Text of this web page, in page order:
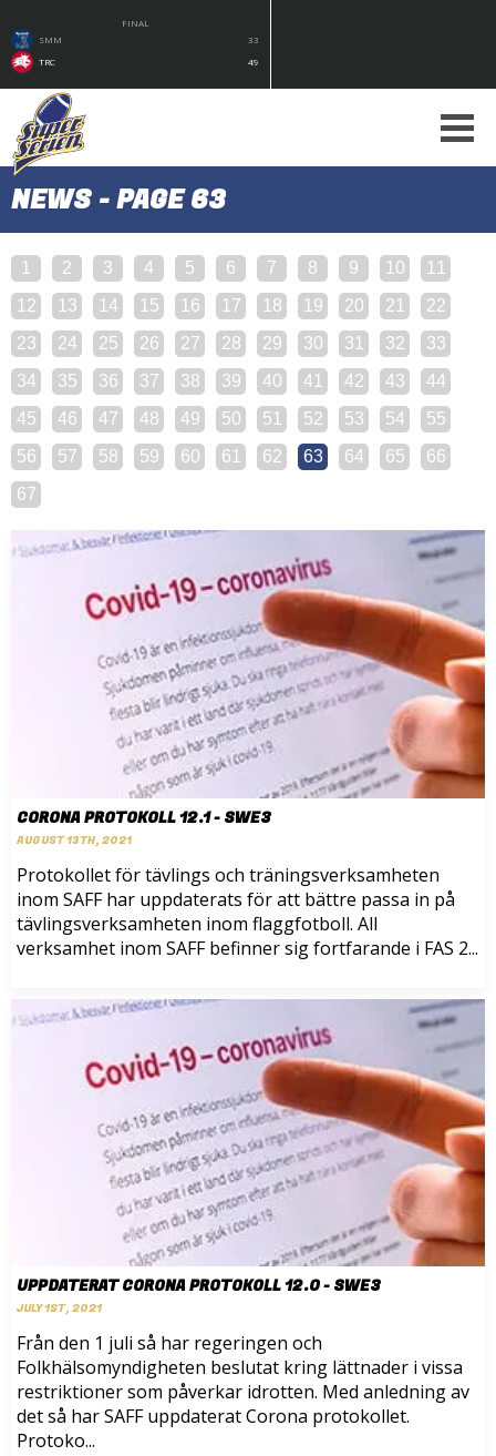
FINAL
SMM
33
TRC
49
NEWS - PAGE 63
1 2 3 4 5 6 7 8 9 10
11
12
13 14 15 16 17 18 19 20 21
22
23
24 25 26 27 28 29 30 31 32
33
34
35 36 37 38 39 40 41 42 43
44
45
46 47 48 49 50 51 52 53 54
55
56
57 58 59 60 61 62 63 64 65
66
67
CORONA PROTOKOLL 12.1 - SWE3
AUGUST 13TH, 2021
Protokollet för tävlings och träningsverksamheten
inom SAFF har uppdaterats för att bättre passa in på
tävlingsverksamheten inom flaggfotboll. All
verksamhet inom SAFF befinner sig fortfarande i FAS 2...
UPPDATERAT CORONA PROTOKOLL 12.0 - SWE3
JULY 1ST, 2021
Från den 1 juli så har regeringen och
Folkhälsomyndigheten beslutat kring lättnader i vissa
restriktioner som påverkar idrotten. Med anledning av
det så har SAFF uppdaterat Corona protokollet.
Protoko...